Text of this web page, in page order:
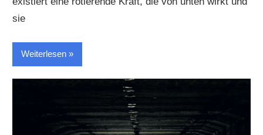
sie
Weiterlesen